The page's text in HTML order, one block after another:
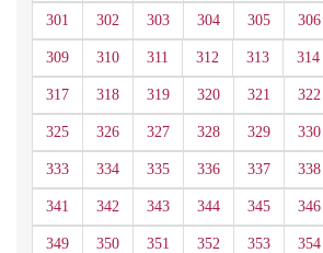
301 302 303 304 305 306
309 310 311 312 313 314
317 318 319 320 321 322
325 326 327 328 329 330
333 334 335 336 337 338
341 342 343 344 345 346
349 350 351 352 353 354